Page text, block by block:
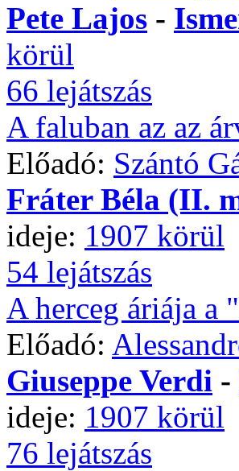
Pete Lajos -
körül
66 lejátszás
A faluban az az
Előadó: Szántó
Fráter Béla (II.
ideje: 1907 körül
54 lejátszás
A herceg áriája a
Előadó:
Giuseppe Verdi -
ideje: 1907 körül
76 lejátszás